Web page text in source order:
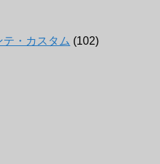
・カスタム (102)